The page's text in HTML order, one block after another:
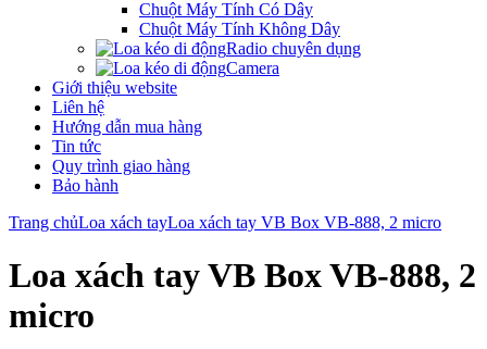
Chuột Máy Tính Có Dây
Chuột Máy Tính Không Dây
Radio chuyên dụng
Camera
Giới thiệu website
Liên hệ
Hướng dẫn mua hàng
Tin tức
Quy trình giao hàng
Bảo hành
Trang chủLoa xách tayLoa xách tay VB Box VB-888, 2 micro
Loa xách tay VB Box VB-888, 2
micro